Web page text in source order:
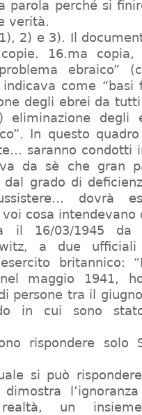
parola perché si
verità.
2) e 3). Il
16.ma copia,
ebraico”
come “basi
degli ebrei da
eliminazione degli
In questo
saranno condotti
da sè che gran
grado di
dovrà
voi cosa intendevano
il 16/03/1945
a due
britannico:
maggio 1941,
persone tra il
in cui sono
rispondere solo
si può
un